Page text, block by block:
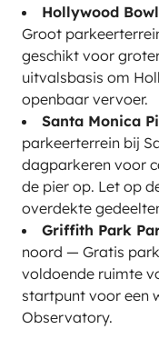
Hollywood
Groot
geschikt voor
uitvalsbasis om
openbaar vervoer.
Santa Monica
parkeerterrein bij
dagparkeren voor
de pier op. Let op
overdekte
Griffith Park
noord — Gratis
voldoende ruimte
startpunt voor een
Observatory.